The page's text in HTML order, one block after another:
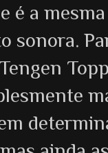
é a
sonora.